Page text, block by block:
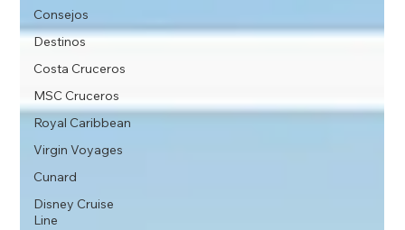
Consejos
Destinos
Costa Cruceros
MSC Cruceros
Royal Caribbean
Virgin Voyages
Cunard
Disney Cruise
Line